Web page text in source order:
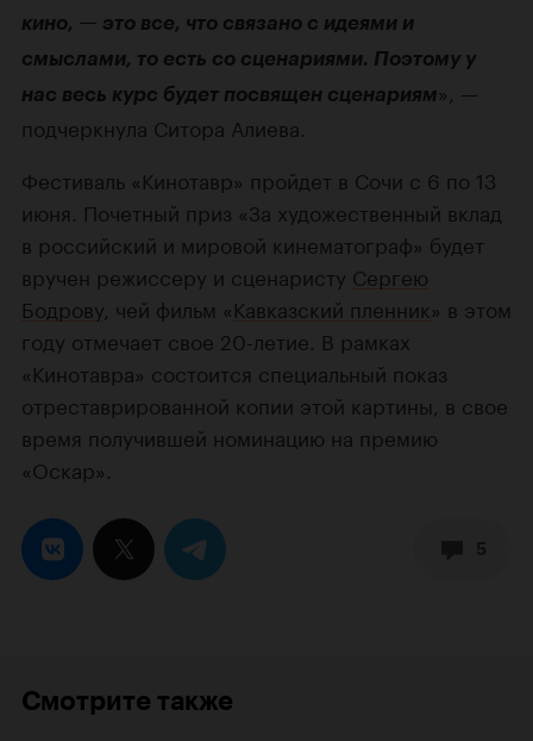
кино, — это все, что связано с идеями и
смыслами, то есть со сценариями. Поэтому у
нас весь курс будет посвящен сценариям», —
подчеркнула Ситора Алиева.
Фестиваль «Кинотавр» пройдет в Сочи с 6 по 13
июня. Почетный приз «За художественный вклад
в российский и мировой кинематограф» будет
вручен режиссеру и сценаристу Сергею
Бодрову , чей фильм «Кавказский пленник» в этом
году отмечает свое 20-летие. В рамках
«Кинотавра» состоится специальный показ
отреставрированной копии этой картины, в свое
время получившей номинацию на премию
«Оскар».
Смотрите также